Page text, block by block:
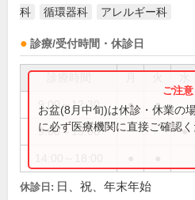
科
循環器科 アレルギー科
診療/受付時間・休診日
9:00～12:30 ● ●
9:00～13:00 ●
お盆(8月中旬)は休診・休業の
に必ず医療機関に直接ご確認く
休診日: 日、祝、年末年始